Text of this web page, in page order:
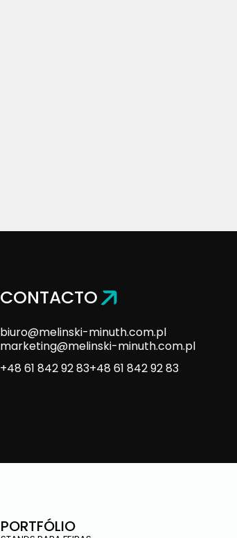
CONTACTO
biuro@melinski-minuth.com.pl
marketing@melinski-minuth.com.pl
+48 61 842 92 83+48 61 842 92 83
PORTFÓLIO